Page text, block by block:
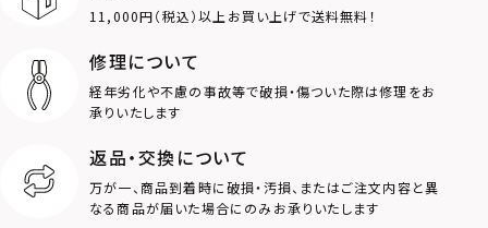
ロゴ
クラウン
11,000円（税込）以上お買い上げで送料無料！
修理について
経年劣化や不慮の事故等で破損・傷ついた際は修理をお
承りいたします
返品・交換について
万が一、商品到着時に破損・汚損、またはご注文内容と異
なる商品が届いた場合にのみお承りいたします